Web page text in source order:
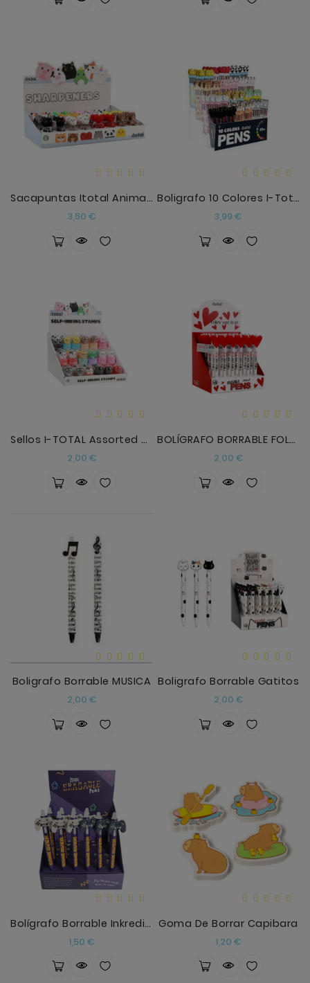
Sacapuntas Itotal Animales
3,50 €Precio
Boligrafo 10 Colores I-Total Modelos Surtidos
3,99 €
Sellos I-TOTAL Assorted Stamps XL2551
2,00 €Precio
BOLÍGRAFO BORRABLE FOLLOW YOUR HEART ITOTAL
2,00 €Precio
Boligrafo Borrable MUSICA
2,00 €Precio
Boligrafo Borrable Gatitos
2,00 €Precio
Bolígrafo Borrable Inkredible Con Tope De Silicona
1,50 €
Goma De Borrar Capibara
1,20 €